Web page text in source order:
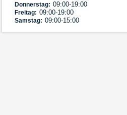
Donnerstag: 09:00-19:00
Freitag: 09:00-19:00
Samstag: 09:00-15:00